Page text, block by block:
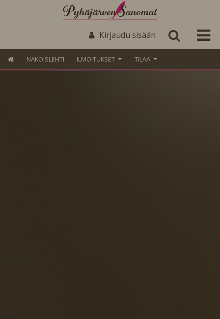
Kirjaudu sisään
NÄKÖISLEHTI ILMOITUKSET TILAA